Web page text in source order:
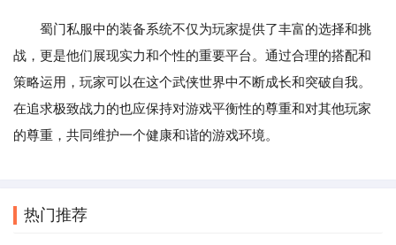
蜀门私服中的装备系统不仅为玩家提供了丰富的选择和挑
战，更是他们展现实力和个性的重要平台。通过合理的搭配和
策略运用，玩家可以在这个武侠世界中不断成长和突破自我。
在追求极致战力的也应保持对游戏平衡性的尊重和对其他玩家
的尊重，共同维护一个健康和谐的游戏环境。
热门推荐